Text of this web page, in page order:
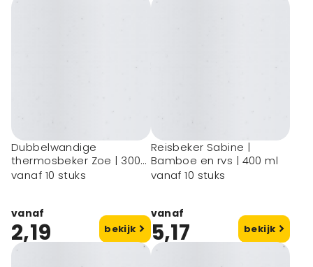
Dubbelwandige
thermosbeker Zoe | 300
ml
vanaf 10 stuks
vanaf
2,19 bekijk
Reisbeker Sabine |
Bamboe en rvs | 400 ml
vanaf 10 stuks
vanaf
5,17 bekijk